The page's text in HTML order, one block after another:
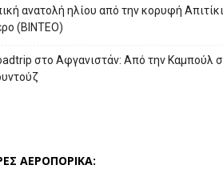
ανατολή ηλίου από την κορυφή
(ΒΙΝΤΕΟ)
στο Αφγανιστάν: Από την Καμπούλ
ΑΕΡΟΠΟΡΙΚΑ: